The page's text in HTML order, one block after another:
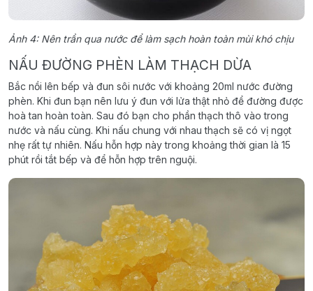
Ảnh 4: Nên trần qua nước để làm sạch hoàn toàn mùi khó chịu
NẤU ĐƯỜNG PHÈN LÀM THẠCH DỪA
Bắc nồi lên bếp và đun sôi nước với khoảng 20ml nước đường
phèn. Khi đun bạn nên lưu ý đun với lửa thật nhỏ để đường được
hoà tan hoàn toàn. Sau đó bạn cho phần thạch thô vào trong
nước và nấu cùng. Khi nấu chung với nhau thạch sẽ có vị ngọt
nhẹ rất tự nhiên. Nấu hỗn hợp này trong khoảng thời gian là 15
phút rồi tắt bếp và để hỗn hợp trên nguội.